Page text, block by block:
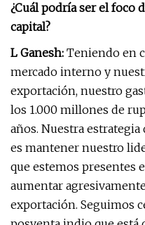
¿Cuál podría ser el foco
capital?
L Ganesh: Teniendo en
mercado interno y
exportación, nuestro
los 1.000 millones de
años. Nuestra
es mantener nuestro
que estemos presentes
aumentar
exportación. Seguimos